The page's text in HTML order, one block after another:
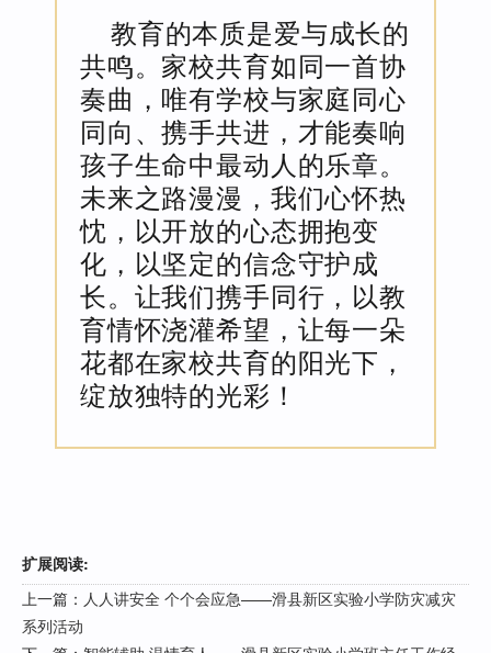
教育的本质是爱与成长的
共鸣。家校共育如同一首协
奏曲，唯有学校与家庭同心
同向、携手共进，才能奏响
孩子生命中最动人的乐章。
未来之路漫漫，我们心怀热
忱，以开放的心态拥抱变
化，以坚定的信念守护成
长。让我们携手同行，以教
育情怀浇灌希望，让每一朵
花都在家校共育的阳光下，
绽放独特的光彩！
扩展阅读:
上一篇： 人人讲安全 个个会应急——滑县新区实验小学防灾减灾
系列活动